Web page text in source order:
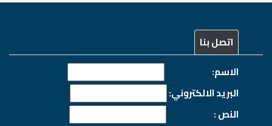
اتصل بنا
الاسم:
البريد الالكتروني:
النص :